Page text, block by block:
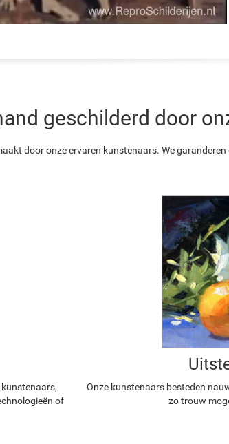
geschilderd door
door onze ervaren kunstenaars. We
of
Onze kunstenaars besteden
zo trouw